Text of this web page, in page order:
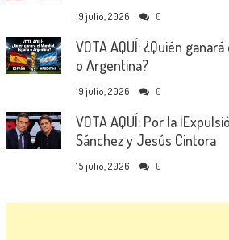
19 julio, 2026 0
VOTA AQUÍ: ¿Quién
o Argentina?
19 julio, 2026 0
VOTA AQUÍ: Por la
Sánchez y Jesús Cintora
15 julio, 2026 0